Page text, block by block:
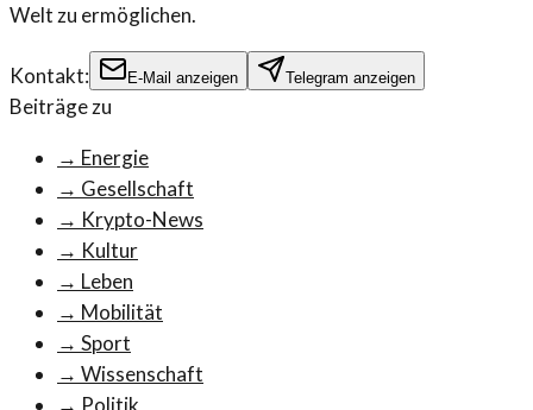
Welt zu ermöglichen.
Kontakt: E-Mail anzeigen Telegram anzeigen
Beiträge zu
→ Energie
→ Gesellschaft
→ Krypto-News
→ Kultur
→ Leben
→ Mobilität
→ Sport
→ Wissenschaft
→ Politik